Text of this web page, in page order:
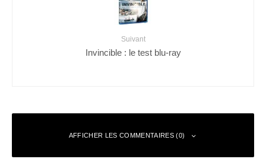
Suivant
Invincible : le test blu-ray
AFFICHER LES COMMENTAIRES (0)